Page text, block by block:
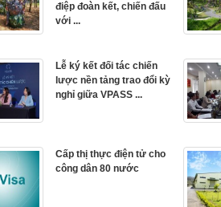
điệp đoàn kết, chiến đấu
với ...
Lễ ký kết đối tác chiến
lược nền tảng trao đổi kỳ
nghỉ giữa VPASS ...
Cấp thị thực điện tử cho
công dân 80 nước